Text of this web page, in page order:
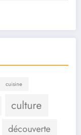
cuisine
culture
découverte